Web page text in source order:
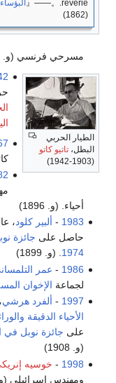
1910
-
جول
رِنار، مؤلف
1942
-تاتيو كاتو، طيار
حربي بطل، جنرال في
الجيش الامبراطوري
الياباني. (و. 1903)
1967
-لانگستون هيوز
كاتب (و. 1902)
1982
-جاي رش،
أحياء بلجيكي
في الطب عام
، المرشد الثالث
، عالم فيعلم
أمريكيحاصل
عام 1969
.
مويال، فيزيائي